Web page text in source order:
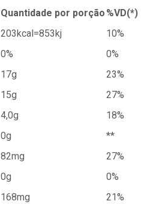
Quantidade por porção %VD(*)
203kcal=853kj
10%
0%
0%
17g
23%
15g
27%
4,0g
18%
0g
**
82mg
27%
0g
0%
168mg
21%